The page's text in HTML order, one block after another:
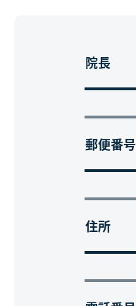
院長
郵便番号
住所